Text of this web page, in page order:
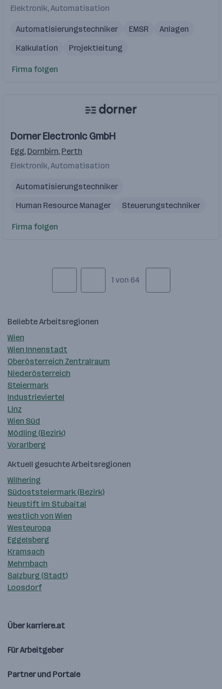
Elektronik, Automatisation
Automatisierungstechniker EMSR
Anlagen
Kalkulation
Projektleitung
Firma folgen
Dorner Electronic GmbH
Egg, Dornbirn, Perth
Elektronik, Automatisation
Automatisierungstechniker
Human Resource Manager
Steuerungstechniker
Software Entwickler
Firma folgen
1 von 64
Beliebte Arbeitsregionen
Wien
Wien Innenstadt
Oberösterreich Zentralraum
Niederösterreich
Steiermark
Industrieviertel
Linz
Wien Süd
Mödling (Bezirk)
Vorarlberg
Aktuell gesuchte Arbeitsregionen
Wilhering
Südoststeiermark (Bezirk)
Neustift im Stubaital
westlich von Wien
Westeuropa
Eggelsberg
Kramsach
Mehrnbach
Salzburg (Stadt)
Loosdorf
Über karriere.at
Für Arbeitgeber
Partner und Portale